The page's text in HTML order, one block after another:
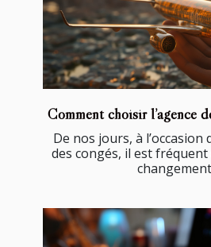
Comment choisir l’agence
De nos jours, à l’occasion
des congés, il est